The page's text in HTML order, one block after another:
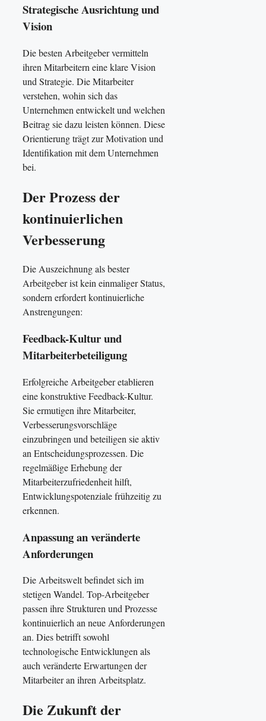
Strategische Ausrichtung und
Vision
Die besten Arbeitgeber vermitteln
ihren Mitarbeitern eine klare Vision
und Strategie. Die Mitarbeiter
verstehen, wohin sich das
Unternehmen entwickelt und welchen
Beitrag sie dazu leisten können. Diese
Orientierung trägt zur Motivation und
Identifikation mit dem Unternehmen
bei.
Der Prozess der
kontinuierlichen
Verbesserung
Die Auszeichnung als bester
Arbeitgeber ist kein einmaliger Status,
sondern erfordert kontinuierliche
Anstrengungen:
Feedback-Kultur und
Mitarbeiterbeteiligung
Erfolgreiche Arbeitgeber etablieren
eine konstruktive Feedback-Kultur.
Sie ermutigen ihre Mitarbeiter,
Verbesserungsvorschläge
einzubringen und beteiligen sie aktiv
an Entscheidungsprozessen. Die
regelmäßige Erhebung der
Mitarbeiterzufriedenheit hilft,
Entwicklungspotenziale frühzeitig zu
erkennen.
Anpassung an veränderte
Anforderungen
Die Arbeitswelt befindet sich im
stetigen Wandel. Top-Arbeitgeber
passen ihre Strukturen und Prozesse
kontinuierlich an neue Anforderungen
an. Dies betrifft sowohl
technologische Entwicklungen als
auch veränderte Erwartungen der
Mitarbeiter an ihren Arbeitsplatz.
Die Zukunft der